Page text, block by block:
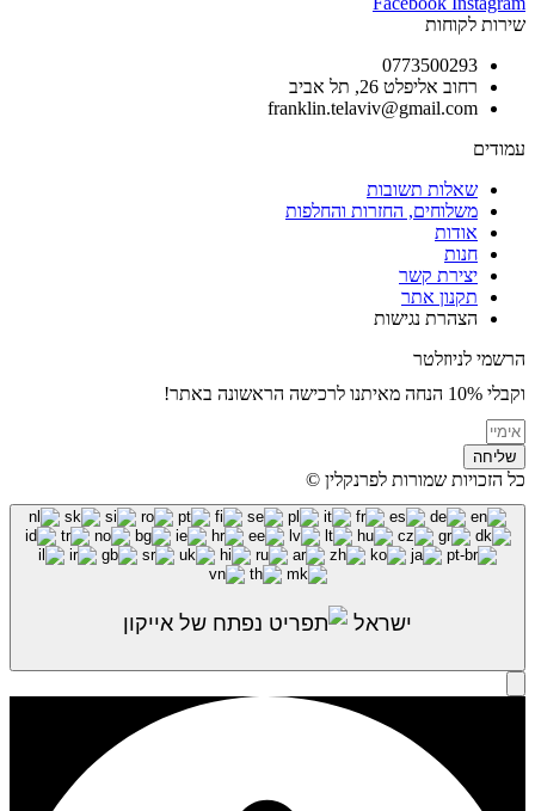
שירות לקוחות
0773500293
רחוב אליפלט 26, תל אביב
franklin.telaviv@gmail.com
עמודים
שאלות תשובות
משלוחים, החזרות והחלפות
אודות
חנות
יצירת קשר
תקנון אתר
הצהרת נגישות
הרשמי לניוזלטר
וקבלי 10% הנחה מאיתנו לרכישה הראשונה באתר!
שליחה
כל הזכויות שמורות לפרנקלין ©
ישראל